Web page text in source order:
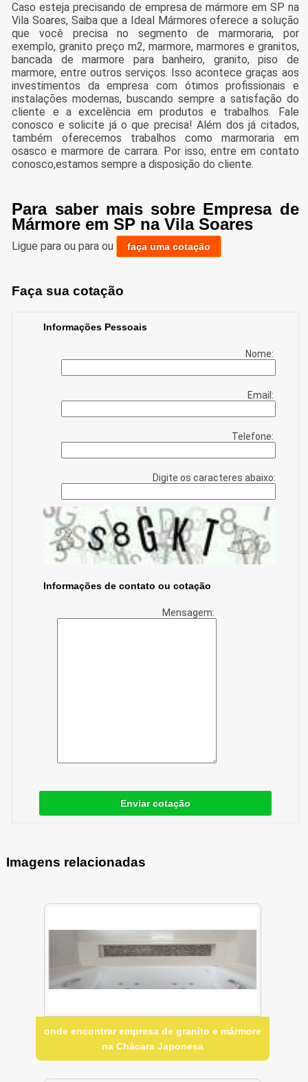
Caso esteja precisando de empresa de mármore em SP na
Vila Soares, Saiba que a Ideal Mármores oferece a solução
que você precisa no segmento de marmoraria, por
exemplo, granito preço m2, marmore, marmores e granitos,
bancada de marmore para banheiro, granito, piso de
marmore, entre outros serviços. Isso acontece graças aos
investimentos da empresa com ótimos profissionais e
instalações modernas, buscando sempre a satisfação do
cliente e a excelência em produtos e trabalhos. Fale
conosco e solicite já o que precisa! Além dos já citados,
também oferecemos trabalhos como marmoraria em
osasco e marmore de carrara. Por isso, entre em contato
conosco,estamos sempre a disposição do cliente.
Para saber mais sobre Empresa de
Mármore em SP na Vila Soares
Ligue paraou paraou faça uma cotação
Faça sua cotação
Informações Pessoais
Nome:
Email:
Telefone:
Digite os caracteres abaixo:
Informações de contato ou cotação
Mensagem:
Enviar cotação
Imagens relacionadas
onde encontrar empresa de granito e mármore
na Chácara Japonesa